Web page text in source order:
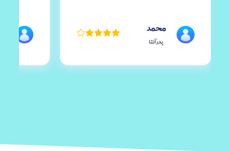
محمد
پدر آتنا